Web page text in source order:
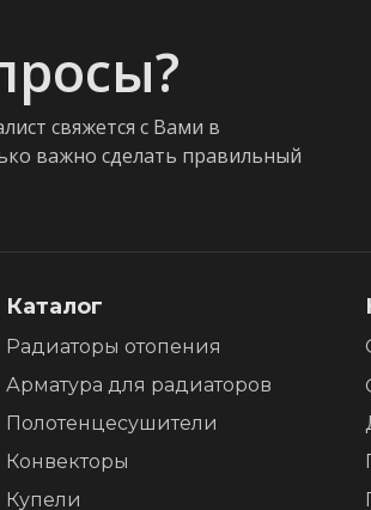
свяжется с Вами в
важно сделать правильный
Каталог
Радиаторы отопения
Арматура для радиаторов
Полотенцесушители
Конвекторы
Купели